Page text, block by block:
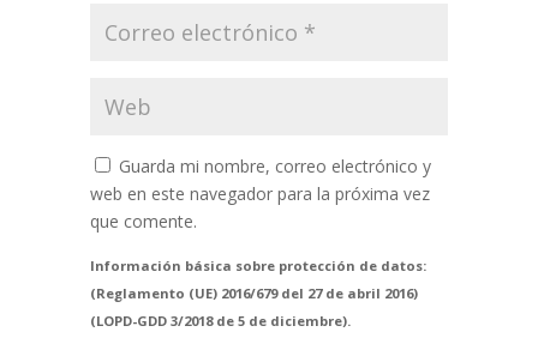
Guarda mi nombre, correo electrónico y
web en este navegador para la próxima vez
que comente.
Información básica sobre protección de datos:
(Reglamento (UE) 2016/679 del 27 de abril 2016)
(LOPD-GDD 3/2018 de 5 de diciembre).